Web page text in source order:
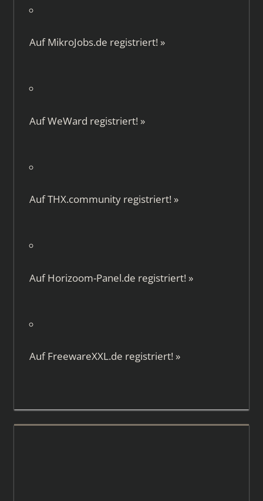
AufMikroJobs.de registriert! »
AufWeWard registriert! »
AufTHX.communityregistriert! »
AufHorizoom-Panel.de registriert! »
AufFreewareXXL.de registriert! »